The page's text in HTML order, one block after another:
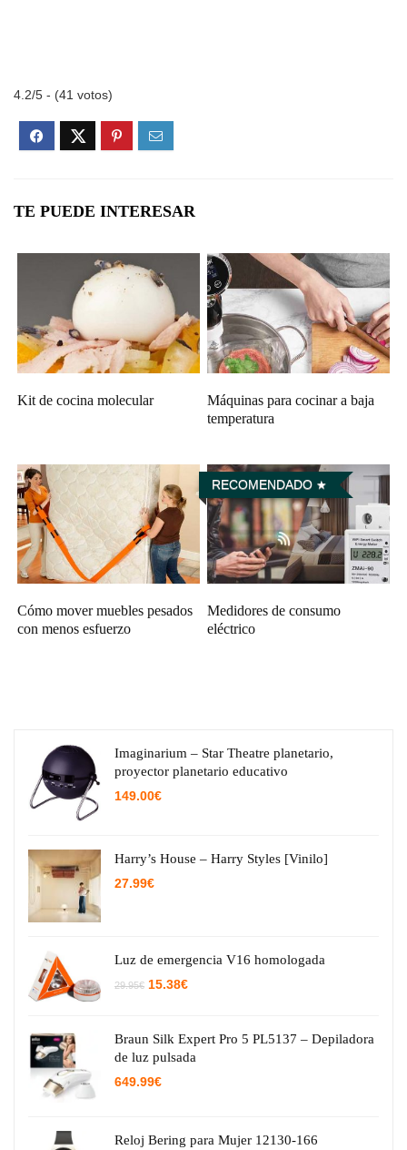
4.2/5 - (41 votos)
TE PUEDE INTERESAR
Kit de cocina molecular
Máquinas para cocinar a baja
temperatura
Cómo mover muebles pesados
con menos esfuerzo
RECOMENDADO
Medidores de consumo
eléctrico
Imaginarium – Star Theatre planetario,
proyector planetario educativo
149.00€
Harry’s House – Harry Styles [Vinilo]
27.99€
Luz de emergencia V16 homologada
29.95€ El
29.95€.
15.38€El
15.38€.
Braun Silk Expert Pro 5 PL5137 – Depiladora
de luz pulsada
649.99€
Reloj Bering para Mujer 12130-166